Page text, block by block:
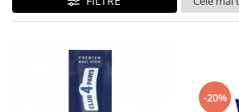
-20%